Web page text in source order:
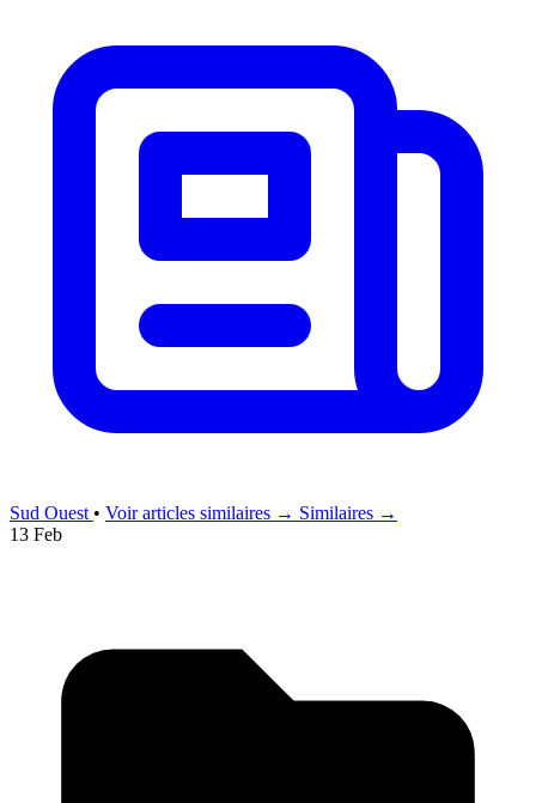
Sud Ouest • Voir articles similaires → Similaires →
13 Feb